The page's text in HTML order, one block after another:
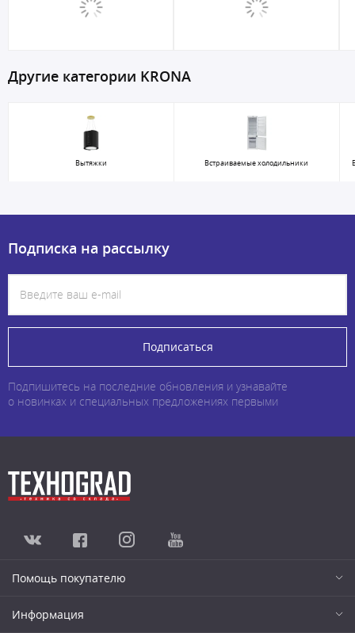
Другие категории KRONA
Вытяжки Встраиваемые холодильники
Подписка на рассылку
Подписаться
Подпишитесь на последние обновления и узнавайте
о новинках и специальных предложениях первыми
Помощь покупателю
Информация